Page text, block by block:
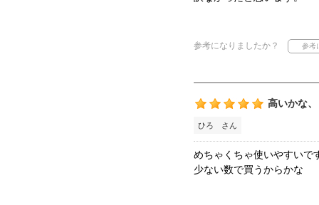
参考になりましたか？
高いかな、
ひろ さん
めちゃくちゃ使いやすいで
少ない数で買うからかな